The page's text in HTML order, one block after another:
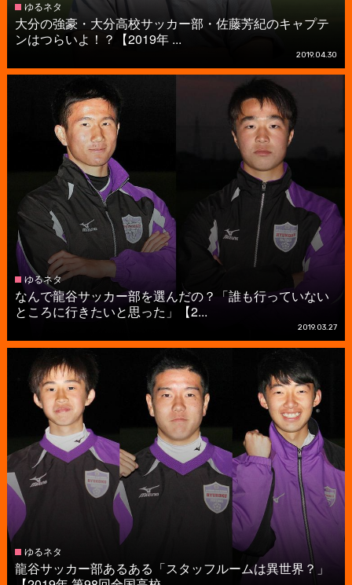
ゆるネタ
大分の強豪・大分高校サッカー部・佐藤芳紀のキャプテ
ンはつらいよ！？【2019年 ...
2019.04.30
ゆるネタ
なんで龍谷サッカー部を選んだの？「誰も行っていない
ところに行きたいと思った」【2...
2019.03.27
ゆるネタ
龍谷サッカー部あるある「スタッフルームは異世界？」